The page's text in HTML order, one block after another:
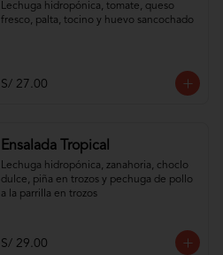
Lechuga hidropónica, tomate, queso
fresco, palta, tocino y huevo sancochado
S/ 27.00
Ensalada Tropical
Lechuga hidropónica, zanahoria, choclo
dulce, piña en trozos y pechuga de pollo
a la parrilla en trozos
S/ 29.00